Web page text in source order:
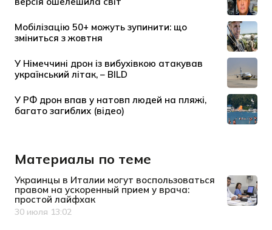
Материалы по теме
Украинцы в Италии могут воспользоваться
правом на ускоренный прием у врача:
простой лайфхак
Дата публикации
30 июля 13:02